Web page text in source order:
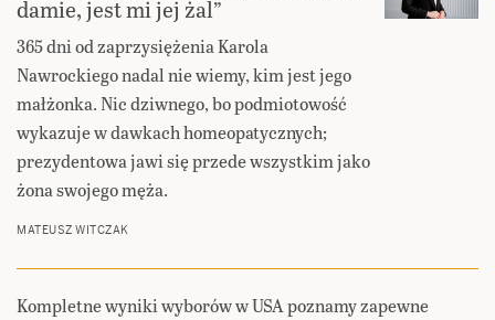
damie, jest mi jej żal”
365 dni od zaprzysiężenia Karola
Nawrockiego nadal nie wiemy, kim jest jego
małżonka. Nic dziwnego, bo podmiotowość
wykazuje w dawkach homeopatycznych;
prezydentowa jawi się przede wszystkim jako
żona swojego męża.
MATEUSZ WITCZAK
Kompletne wyniki wyborów w USA poznamy zapewne